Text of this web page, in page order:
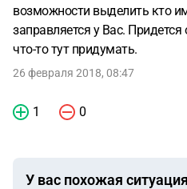
возможности выделить кто
заправляется у Вас.
что-то тут придумать.
26 февраля 2018, 08:47
1 0
У вас похожая